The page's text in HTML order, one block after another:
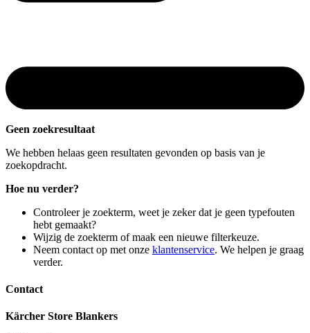
Geen zoekresultaat
We hebben helaas geen resultaten gevonden op basis van je
zoekopdracht.
Hoe nu verder?
Controleer je zoekterm, weet je zeker dat je geen typefouten
hebt gemaakt?
Wijzig de zoekterm of maak een nieuwe filterkeuze.
Neem contact op met onze klantenservice. We helpen je graag
verder.
Contact
Kärcher Store Blankers